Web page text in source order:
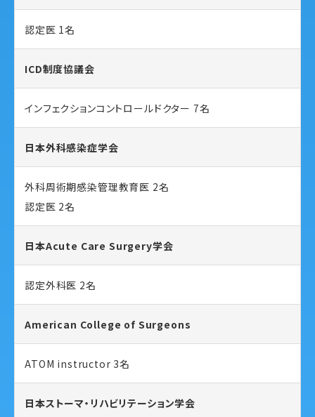
認定医 1名
ICD制度協議会
インフェクションコントロールドクター 7名
日本外科感染症学会
外科周術期感染管理教育医 2名
認定医 2名
日本Acute Care Surgery学会
認定外科医 2名
American College of Surgeons
ATOM instructor 3名
日本ストーマ・リハビリテーション学会